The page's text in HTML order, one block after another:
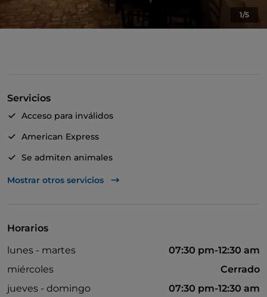
1/5
Servicios
Acceso para inválidos
American Express
Se admiten animales
Apple Pay
Mesas de exterior
Mostrar otros servicios
Horarios
lunes - martes
07:30 pm-12:30 am
miércoles
Cerrado
jueves - domingo
07:30 pm-12:30 am